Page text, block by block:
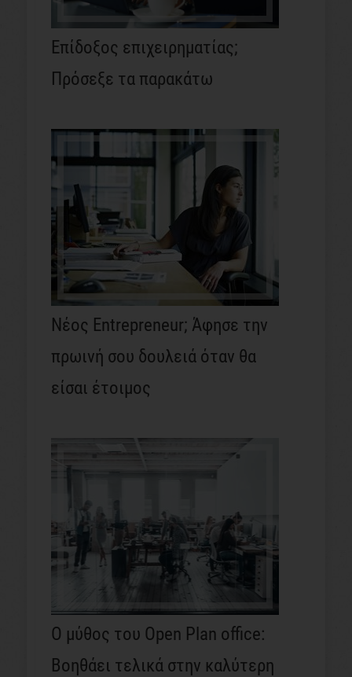
Επίδοξος επιχειρηματίας;
Πρόσεξε τα παρακάτω
Νέος Entrepreneur; Άφησε την
πρωινή σου δουλειά όταν θα
είσαι έτοιμος
Ο μύθος του Open Plan office:
Βοηθάει τελικά στην καλύτερη